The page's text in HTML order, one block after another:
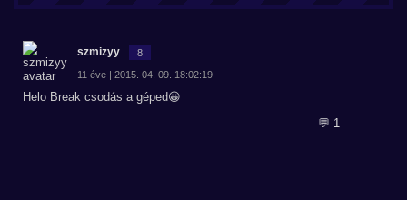
szmizyy 8
11 éve | 2015. 04. 09. 18:02:19
Helo Break csodás a géped😀
💬 1